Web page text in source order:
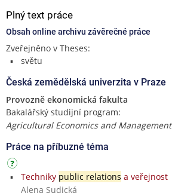
Plný text práce
Obsah online archivu závěrečné práce
Zveřejněno v Theses:
světu
Česká zemědělská univerzita v Praze
Provozně ekonomická fakulta
Bakalářský studijní program:
Agricultural Economics and Management
Práce na příbuzné téma
Techniky public relations a veřejnost
Alena Sudická